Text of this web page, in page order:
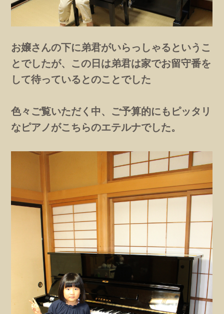
お嬢さんの下に弟君がいらっしゃるというこ
とでしたが、この日は弟君は家でお留守番を
して待っているとのことでした
色々ご覧いただく中、ご予算的にもピッタリ
なピアノがこちらのエテルナでした。